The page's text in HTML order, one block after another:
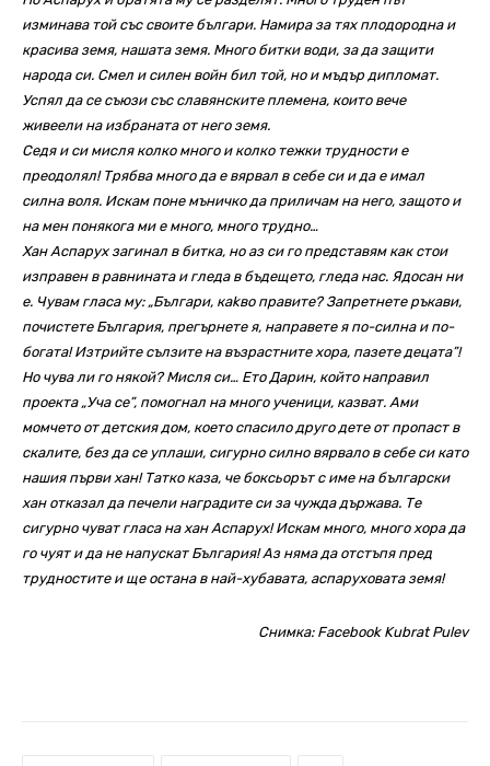
изминава той със своите българи. Намира за тях плодородна и
красива земя, нашата земя. Много битки води, за да защити
народа си. Смел и силен войн бил той, но и мъдър дипломат.
Успял да се съюзи със славянските племена, които вече
живеели на избраната от него земя.
Седя и си мисля колко много и колко тежки трудности е
преодолял! Трябва много да е вярвал в себе си и да е имал
силна воля. Искам поне мъничко да приличам на него, защото и
на мен понякога ми е много, много трудно…
Хан Аспарух загинал в битка, но аз си го представям как стои
изправен в равнината и гледа в бъдещето, гледа нас. Ядосан ни
е. Чувам гласа му: „Българи, каkво правите? Запретнете ръкави,
почистете България, прегърнете я, направете я по-силна и по-
богата! Изтрийте сълзите на възрастните хора, пазете децата”!
Но чува ли го някой? Мисля си… Ето Дарин, който направил
проекта „Уча се”, помогнал на много ученици, казват. Ами
момчето от детския дом, което спасило друго дете от пропаст в
скалите, без да се уплаши, сигурно силно вярвало в себе си като
нашия първи хан! Татко каза, че боксьорът с име на български
хан отказал да печели наградите си за чужда държава. Те
сигурно чуват гласа на хан Аспарух! Искам много, много хора да
го чуят и да не напускат България! Аз няма да отстъпя пред
трудностите и ще остана в най-хубавата, аспаруховата земя!
Снимка: Facebook Kubrat Pulev